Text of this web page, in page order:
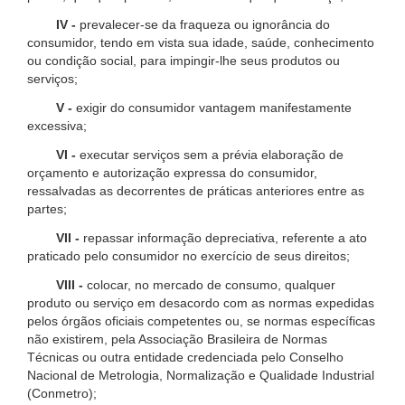
IV - prevalecer-se da fraqueza ou ignorância do
consumidor, tendo em vista sua idade, saúde, conhecimento
ou condição social, para impingir-lhe seus produtos ou
serviços;
V - exigir do consumidor vantagem manifestamente
excessiva;
VI - executar serviços sem a prévia elaboração de
orçamento e autorização expressa do consumidor,
ressalvadas as decorrentes de práticas anteriores entre as
partes;
VII - repassar informação depreciativa, referente a ato
praticado pelo consumidor no exercício de seus direitos;
VIII - colocar, no mercado de consumo, qualquer
produto ou serviço em desacordo com as normas expedidas
pelos órgãos oficiais competentes ou, se normas específicas
não existirem, pela Associação Brasileira de Normas
Técnicas ou outra entidade credenciada pelo Conselho
Nacional de Metrologia, Normalização e Qualidade Industrial
(Conmetro);